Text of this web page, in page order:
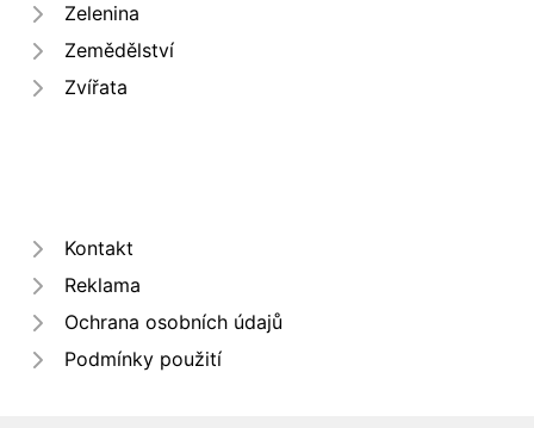
Zelenina
Zemědělství
Zvířata
Kontakt
Reklama
Ochrana osobních údajů
Podmínky použití